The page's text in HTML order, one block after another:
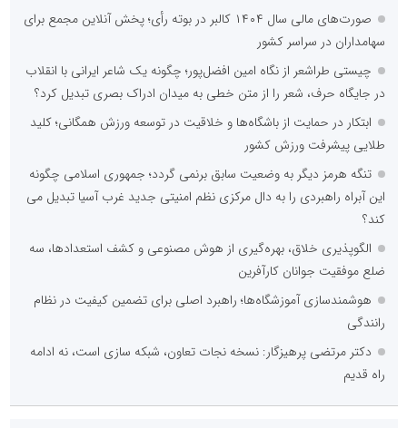
صورت‌های مالی سال ۱۴۰۴ کالبر در بوته رأی؛ پخش آنلاین مجمع برای
سهامداران در سراسر کشور
چیستی طراشعر از نگاه امین افضل‌پور؛ چگونه یک شاعر ایرانی با انقلاب
در جایگاه حرف، شعر را از متن خطی به میدان ادراک بصری تبدیل کرد؟
ابتکار در حمایت از باشگاه‌ها و خلاقیت در توسعه ورزش همگانی؛ کلید
طلایی پیشرفت ورزش کشور
تنگه هرمز دیگر به وضعیت سابق برنمی گردد؛ جمهوری اسلامی چگونه
این آبراه راهبردی را به دال مرکزی نظم امنیتی جدید غرب آسیا تبدیل می
کند؟
الگوپذیری خلاق، بهره‌گیری از هوش مصنوعی و کشف استعدادها، سه
ضلع موفقیت جوانان کارآفرین
هوشمندسازی آموزشگاه‌ها؛ راهبرد اصلی برای تضمین کیفیت در نظام
رانندگی
دکتر مرتضی پرهیزگار: نسخه نجات تعاون، شبکه سازی است، نه ادامه
راه قدیم